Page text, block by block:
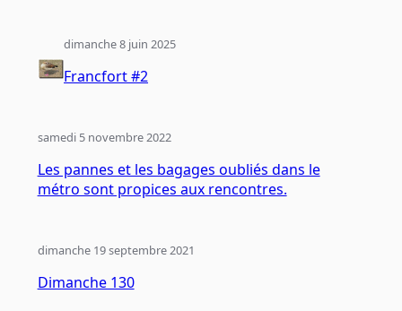
Francfort #2
dimanche 8 juin 2025
Les pannes et les bagages oubliés dans le
métro sont propices aux rencontres.
samedi 5 novembre 2022
Dimanche 130
dimanche 19 septembre 2021